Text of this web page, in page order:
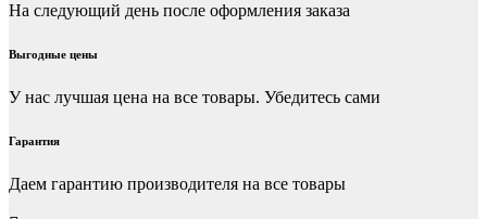
На следующий день после оформления заказа
Выгодные цены
У нас лучшая цена на все товары. Убедитесь сами
Гарантия
Даем гарантию производителя на все товары